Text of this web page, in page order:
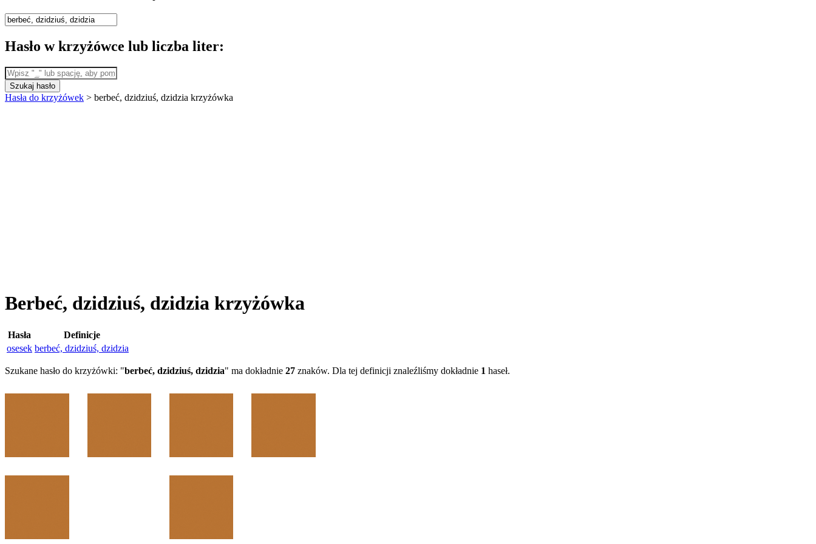
Hasło w krzyżówce lub liczba liter:
Szukaj hasło
Hasła do krzyżówek > berbeć, dzidziuś, dzidzia krzyżówka
Berbeć, dzidziuś, dzidzia krzyżówka
Hasła
Definicje
osesek berbeć, dzidziuś, dzidzia
Szukane hasło do krzyżówki: "berbeć, dzidziuś, dzidzia" ma dokładnie 27 znaków. Dla tej definicji znaleźliśmy dokładnie 1 haseł.